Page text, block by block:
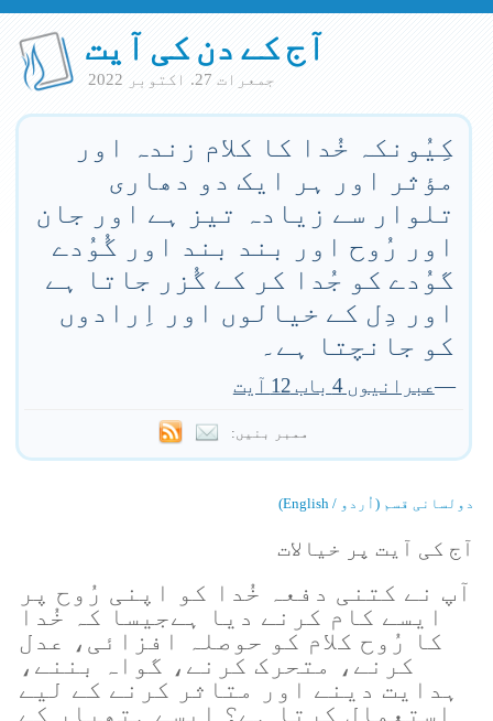
آج کے دن کی آیت
جمعرات 27. اكتوبر 2022
کِیُونکہ خُدا کا کلام زندہ اور
مؤثر اور ہر ایک دو دھاری
تلوار سے زیادہ تیز ہے اور جان
اور رُوح اور بند بند اور گُوُدے
گوُدے کو جُدا کر کے گُزر جاتا ہے
اور دِل کے خیالوں اور اِرادوں
کو جانچتا ہے۔
—عبرانیوں 4 باب 12 آیت
ممبر بنیں:
دولسانی قسم (اُردو / English)
آج کی آیت پر خیالات
آپ نے کتنی دفعہ خُدا کو اپنی رُوح پر
ایسے کام کرنے دیا ہےجیسا کہ خُدا
کا رُوح کلام کو حوصلہ افزائی، عدل
کرنے، متحرک کرنے، گواہ بننے،
ہدایت دینے اور متاثر کرنے کے لیے
استعمال کرتا ہے؟ ایسے ہتھیار کے